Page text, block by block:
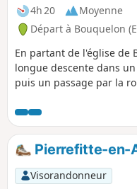
4h 20
Moyenne
Départ à Bouquelon
En partant de l'église de
longue descente dans
puis un passage par la
pour revenir enfin par le
Pierrefitte-en-
Visorandonneur